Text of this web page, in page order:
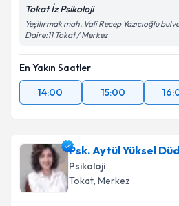
Tokat İz Psikoloji
Yeşilırmak mah. Vali Recep Yazıcıoğlu
Daire:11 Tokat / Merkez
En Yakın Saatler
14:00
15:00
Psk. Aytül Yüksel
Psikoloji
Tokat, Merkez